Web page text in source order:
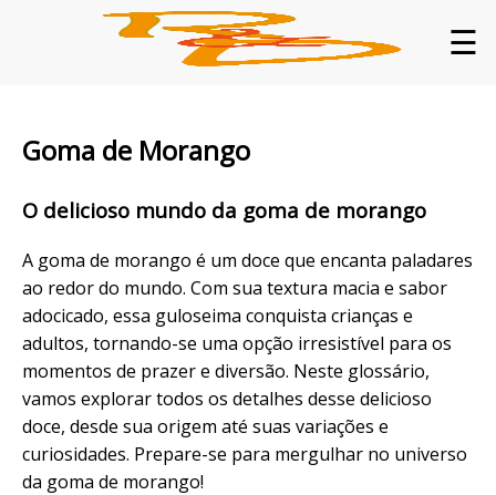
☰
Goma de Morango
O delicioso mundo da goma de morango
A goma de morango é um doce que encanta paladares
ao redor do mundo. Com sua textura macia e sabor
adocicado, essa guloseima conquista crianças e
adultos, tornando-se uma opção irresistível para os
momentos de prazer e diversão. Neste glossário,
vamos explorar todos os detalhes desse delicioso
doce, desde sua origem até suas variações e
curiosidades. Prepare-se para mergulhar no universo
da goma de morango!